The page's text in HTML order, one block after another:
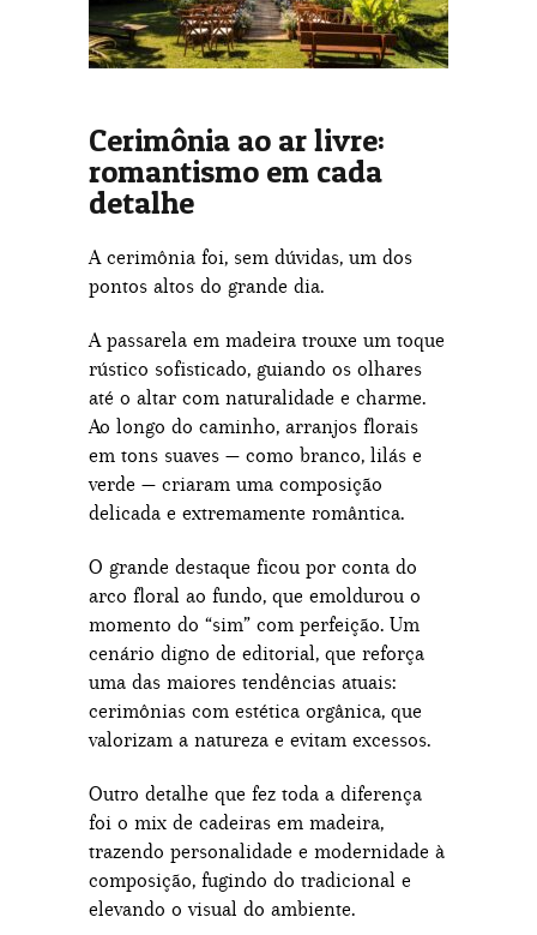
Cerimônia ao ar livre:
romantismo em cada
detalhe
A cerimônia foi, sem dúvidas, um dos
pontos altos do grande dia.
A passarela em madeira trouxe um toque
rústico sofisticado, guiando os olhares
até o altar com naturalidade e charme.
Ao longo do caminho, arranjos florais
em tons suaves — como branco, lilás e
verde — criaram uma composição
delicada e extremamente romântica.
O grande destaque ficou por conta do
arco floral ao fundo, que emoldurou o
momento do “sim” com perfeição. Um
cenário digno de editorial, que reforça
uma das maiores tendências atuais:
cerimônias com estética orgânica, que
valorizam a natureza e evitam excessos.
Outro detalhe que fez toda a diferença
foi o mix de cadeiras em madeira,
trazendo personalidade e modernidade à
composição, fugindo do tradicional e
elevando o visual do ambiente.